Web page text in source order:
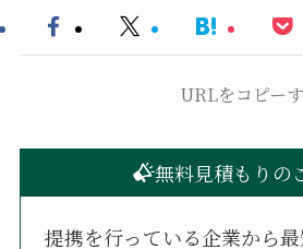
URLをコピー
無料見積もりの
提携を行っている企業から